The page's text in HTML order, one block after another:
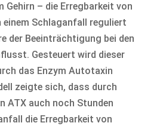
Gehirn – die Erregbarkeit von
einem Schlaganfall reguliert
der Beeinträchtigung bei den
Gesteuert wird dieser
das Enzym Autotaxin
zeigte sich, dass durch
ATX auch noch Stunden
die Erregbarkeit von